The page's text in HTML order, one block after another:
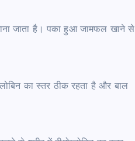
जाता है। पका हुआ जामफल खाने से
का स्‍तर ठीक रहता है और बाल